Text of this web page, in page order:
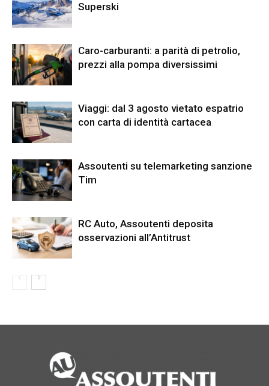
Superski
Caro-carburanti: a parità di petrolio,
prezzi alla pompa diversissimi
Viaggi: dal 3 agosto vietato espatrio
con carta di identità cartacea
Assoutenti su telemarketing sanzione
Tim
RC Auto, Assoutenti deposita
osservazioni all’Antitrust